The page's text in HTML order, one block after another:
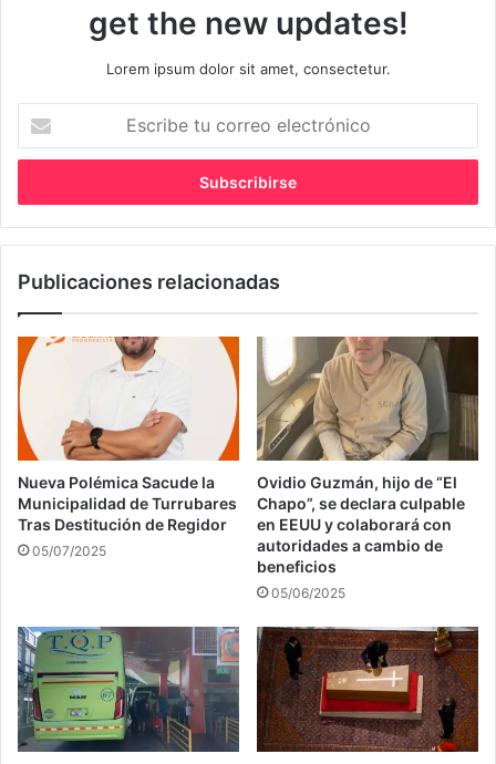
get the new updates!
Lorem ipsum dolor sit amet, consectetur.
correo
Publicaciones relacionadas
Nueva Polémica Sacude la
Municipalidad de Turrubares
Tras Destitución de Regidor
05/07/2025
Ovidio Guzmán, hijo de “El
Chapo”, se declara culpable
en EEUU y colaborará con
autoridades a cambio de
beneficios
05/06/2025